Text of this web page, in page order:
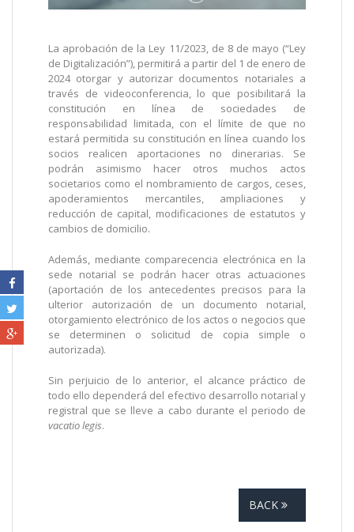
La aprobación de la Ley 11/2023, de 8 de mayo (“Ley
de Digitalización”), permitirá a partir del 1 de enero de
2024 otorgar y autorizar documentos notariales a
través de videoconferencia, lo que posibilitará la
constitución en línea de sociedades de
responsabilidad limitada, con el límite de que no
estará permitida su constitución en línea cuando los
socios realicen aportaciones no dinerarias. Se
podrán asimismo hacer otros muchos actos
societarios como el nombramiento de cargos, ceses,
apoderamientos mercantiles, ampliaciones y
reducción de capital, modificaciones de estatutos y
cambios de domicilio.
Además, mediante comparecencia electrónica en la
sede notarial se podrán hacer otras actuaciones
(aportación de los antecedentes precisos para la
ulterior autorización de un documento notarial,
otorgamiento electrónico de los actos o negocios que
se determinen o solicitud de copia simple o
autorizada).
Sin perjuicio de lo anterior, el alcance práctico de
todo ello dependerá del efectivo desarrollo notarial y
registral que se lleve a cabo durante el periodo de
vacatio legis.
BACK